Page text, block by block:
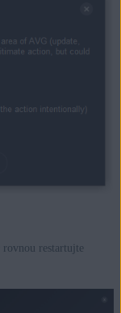
rovnou restartujte